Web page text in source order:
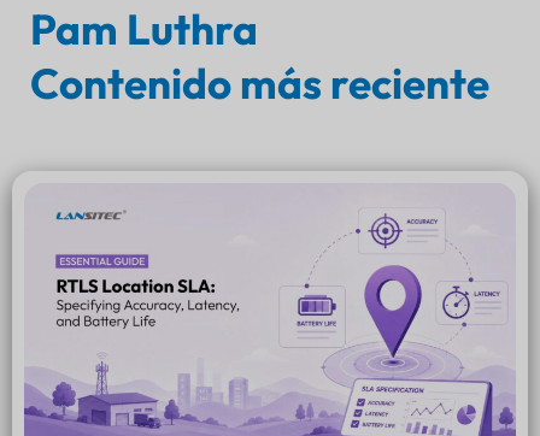
Pam Luthra
Contenido más reciente